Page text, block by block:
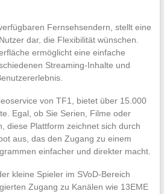
Fernsehsendern, stellt eine
dar, die Flexibilität wünschen.
ermöglicht eine einfache
Streaming-Inhalte und
von TF1, bietet über 15.000
Egal, ob Sie Serien, Filme oder
diese Plattform zeichnet sich durch
aus, das den Zugang zu einem
einfacher und direkter macht.
kleine Spieler im SVoD-Bereich
Zugang zu Kanälen wie 13EME